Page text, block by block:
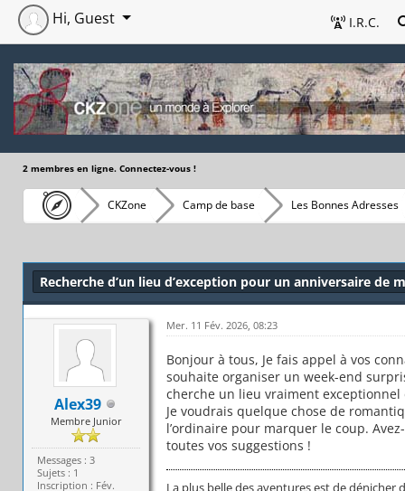
I.R.C.
Hi, Guest
2 membres en ligne. Connectez-vous !
CKZone Camp de base Les Bonnes Adresses
Recherche d’un lieu d’exception pour un anniversaire de
Alex39
Membre Junior
Messages : 3
Sujets : 1
Inscription : Fév.
Mer. 11 Fév. 2026, 08:23
Bonjour à tous, Je fais appel à vos
souhaite organiser un week-end
cherche un lieu vraiment
Je voudrais quelque chose de
l’ordinaire pour marquer le coup.
toutes vos suggestions !
La plus belle des aventures est de dénicher